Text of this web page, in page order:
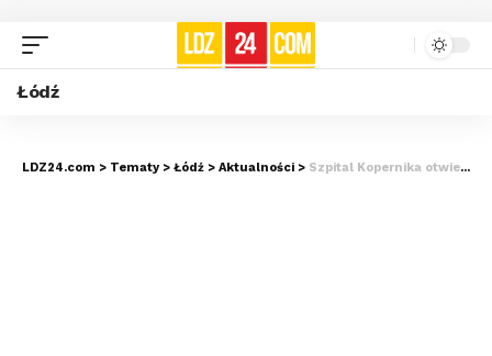
Łódź
LDZ24.com > Tematy > Łódź > Aktualności > Szpital Kopernika otwiera nowy rozdział. Inwestycja za 30 milionów złotych